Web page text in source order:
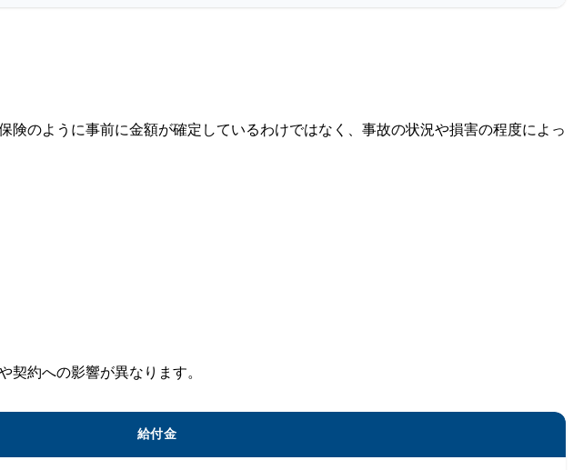
のように事前に金額が確定しているわけではなく、事故の状況や損害の程度によっ
契約への影響が異なります。
給付金